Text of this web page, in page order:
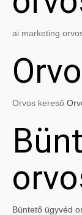
ai marketing
Orvos kereső
Büntető ügyvéd